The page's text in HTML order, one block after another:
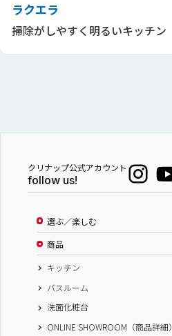
ラクエラ
掃除がしやすく明るいキッチン
クリナップ公式アカウント
follow us!
選ぶ／楽しむ
商品
キッチン
バスルーム
洗面化粧台
ONLINE SHOWROOM（商品詳細）